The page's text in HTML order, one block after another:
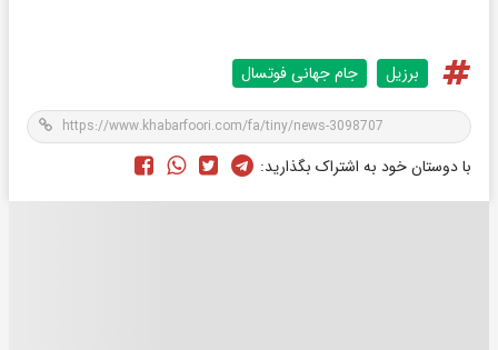
برزیل جام جهانی فوتسال
با دوستان خود به اشتراک بگذارید: